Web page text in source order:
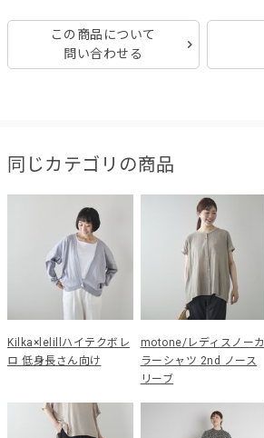
この商品について
問い合わせる
同じカテゴリの商品
Kilka×lelillハイテクボレ
ロ 低身長さん向け
motone/レディスノーカ
ラーシャツ 2nd ノース
リーブ